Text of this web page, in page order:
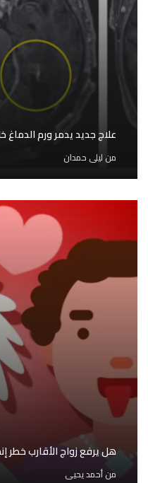
علاج جديد يدمر ورم الدماغ
من ليلى حمدان
هل يرفع زواج الأقارب
منأحمد يحيى